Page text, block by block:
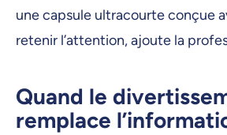
une capsule ultracourte conçue
retenir l’attention, ajoute la
Quand le
remplace